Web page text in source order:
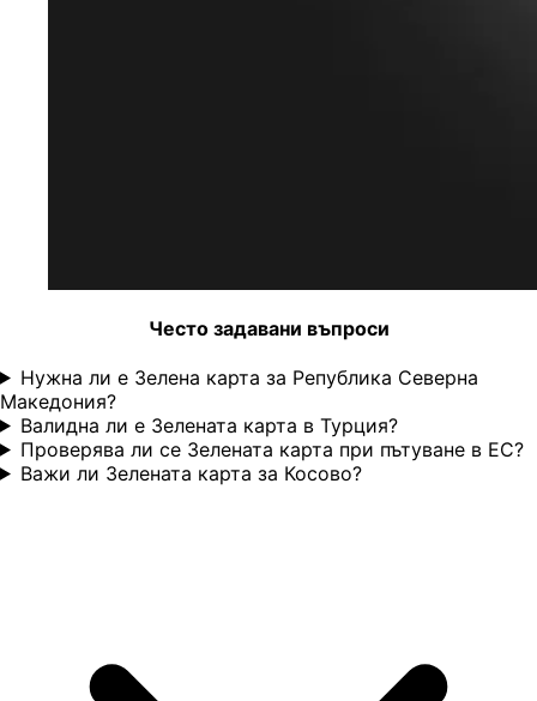
Често задавани въпроси
Нужна ли е Зелена карта за Република Северна
Македония?
Валидна ли е Зелената карта в Турция?
Проверява ли се Зелената карта при пътуване в ЕС?
Важи ли Зелената карта за Косово?